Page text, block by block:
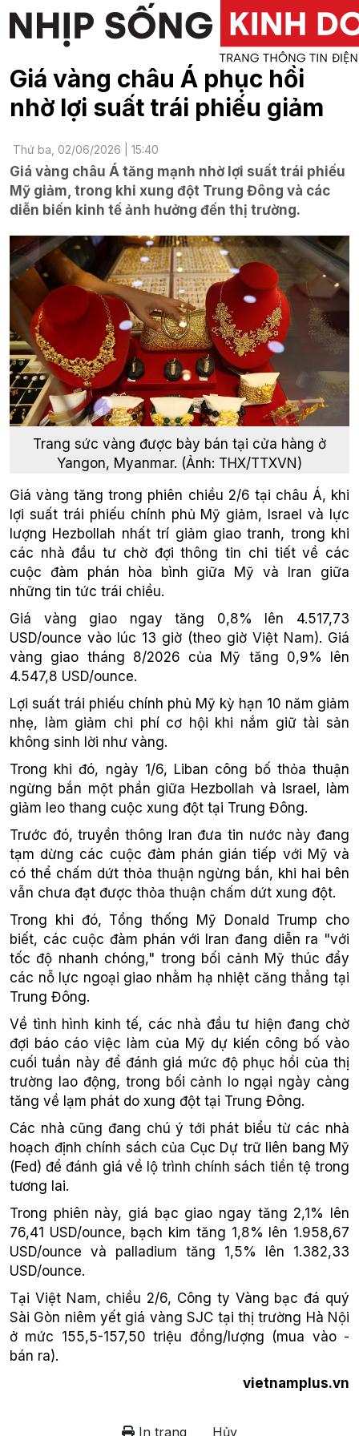
Giá vàng châu Á phục hồi
nhờ lợi suất trái phiếu giảm
Thứ ba, 02/06/2026 | 15:40
Giá vàng châu Á tăng mạnh nhờ lợi suất trái phiếu
Mỹ giảm, trong khi xung đột Trung Đông và các
diễn biến kinh tế ảnh hưởng đến thị trường.
Trang sức vàng được bày bán tại cửa hàng ở
Yangon, Myanmar. (Ảnh: THX/TTXVN)
Giá vàng tăng trong phiên chiều 2/6 tại châu Á, khi
lợi suất trái phiếu chính phủ Mỹ giảm, Israel và lực
lượng Hezbollah nhất trí giảm giao tranh, trong khi
các nhà đầu tư chờ đợi thông tin chi tiết về các
cuộc đàm phán hòa bình giữa Mỹ và Iran giữa
những tin tức trái chiều.
Giá vàng giao ngay tăng 0,8% lên 4.517,73
USD/ounce vào lúc 13 giờ (theo giờ Việt Nam). Giá
vàng giao tháng 8/2026 của Mỹ tăng 0,9% lên
4.547,8 USD/ounce.
Lợi suất trái phiếu chính phủ Mỹ kỳ hạn 10 năm giảm
nhẹ, làm giảm chi phí cơ hội khi nắm giữ tài sản
không sinh lời như vàng.
Trong khi đó, ngày 1/6, Liban công bố thỏa thuận
ngừng bắn một phần giữa Hezbollah và Israel, làm
giảm leo thang cuộc xung đột tại Trung Đông.
Trước đó, truyền thông Iran đưa tin nước này đang
tạm dừng các cuộc đàm phán gián tiếp với Mỹ và
có thể chấm dứt thỏa thuận ngừng bắn, khi hai bên
vẫn chưa đạt được thỏa thuận chấm dứt xung đột.
Trong khi đó, Tổng thống Mỹ Donald Trump cho
biết, các cuộc đàm phán với Iran đang diễn ra "với
tốc độ nhanh chóng," trong bối cảnh Mỹ thúc đẩy
các nỗ lực ngoại giao nhằm hạ nhiệt căng thẳng tại
Trung Đông.
Về tình hình kinh tế, các nhà đầu tư hiện đang chờ
đợi báo cáo việc làm của Mỹ dự kiến công bố vào
cuối tuần này để đánh giá mức độ phục hồi của thị
trường lao động, trong bối cảnh lo ngại ngày càng
tăng về lạm phát do xung đột tại Trung Đông.
Các nhà cũng đang chú ý tới phát biểu từ các nhà
hoạch định chính sách của Cục Dự trữ liên bang Mỹ
(Fed) để đánh giá về lộ trình chính sách tiền tệ trong
tương lai.
Trong phiên này, giá bạc giao ngay tăng 2,1% lên
76,41 USD/ounce, bạch kim tăng 1,8% lên 1.958,67
USD/ounce và palladium tăng 1,5% lên 1.382,33
USD/ounce.
Tại Việt Nam, chiều 2/6, Công ty Vàng bạc đá quý
Sài Gòn niêm yết giá vàng SJC tại thị trường Hà Nội
ở mức 155,5-157,50 triệu đồng/lượng (mua vào -
bán ra).
vietnamplus.vn
In trang Hủy